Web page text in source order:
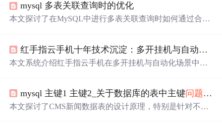
mysql 多表关联查询时的优化
本文探讨了在MySQL中进行多表关联查询时如何通过合理
能。
红手指云手机十年技术沉淀：多开挂机与自动化实战指南
本文系统介绍红手指云手机在多开挂机与自动化场景中的
重点解析其十年沉淀带来的稳定性保障、免ROOT沙箱环
境、三端数据互通等差异化优势，并提供性能优化、故障
mysql 主键1 主键2_关于数据库的表中主键问题，求
本文探讨了CMS新闻数据表的设计原理，特别是针对不同